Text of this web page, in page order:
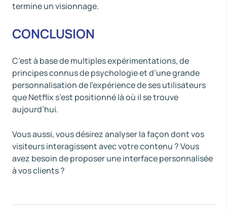
termine un visionnage.
CONCLUSION
C’est à base de multiples expérimentations, de
principes connus de psychologie et d’une grande
personnalisation de l’expérience de ses utilisateurs
que Netflix s’est positionné là où il se trouve
aujourd’hui.
Vous aussi, vous désirez analyser la façon dont vos
visiteurs interagissent avec votre contenu ? Vous
avez besoin de proposer une interface personnalisée
à vos clients ?